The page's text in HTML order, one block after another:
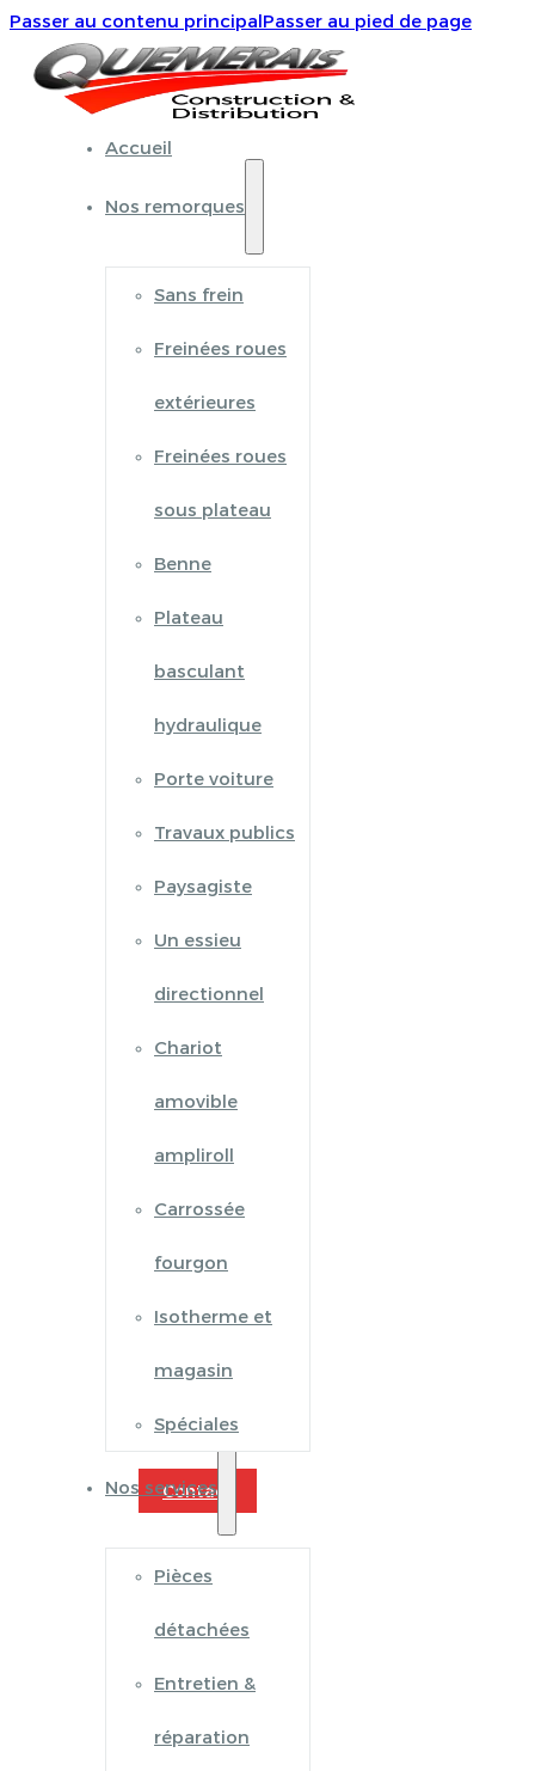
Passer au contenu principalPasser au pied de page
Accueil
Nos remorques
Sans frein
Freinées roues
extérieures
Freinées roues
sous plateau
Benne
Plateau
basculant
hydraulique
Porte voiture
Travaux publics
Paysagiste
Un essieu
directionnel
Chariot
amovible
ampliroll
Carrossée
fourgon
Isotherme et
magasin
Spéciales
Nos services
Pièces
détachées
Entretien &
réparation
Contact